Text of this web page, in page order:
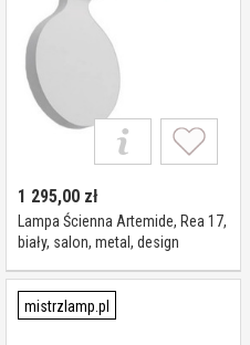
1 295,00 zł
Lampa Ścienna Artemide, Rea 17,
biały, salon, metal, design
mistrzlamp.pl